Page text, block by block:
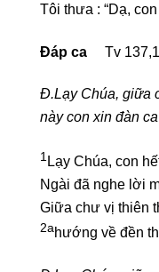
Tôi thưa : “Dạ,
Đáp ca Tv
Đ.Lạy Chúa, giữa
này con xin đàn
1 Lạy Chúa, con
Ngài đã nghe lời
Giữa chư vị thiên
2ahướng về đền